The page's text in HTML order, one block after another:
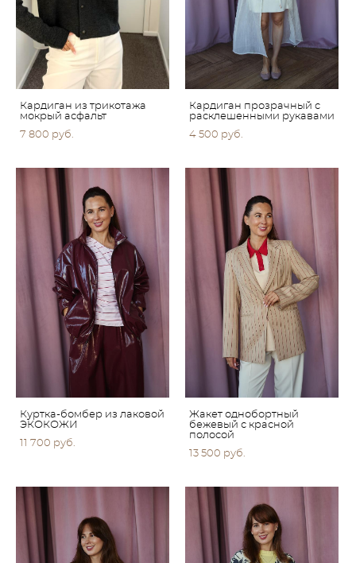
Кардиган из трикотажа
мокрый асфальт
7 800 pуб.
Кардиган прозрачный с
расклешенными рукавами
4 500 pуб.
Куртка-бомбер из лаковой
ЭКОКОЖИ
11 700 pуб.
Жакет однобортный
бежевый с красной
полосой
13 500 pуб.